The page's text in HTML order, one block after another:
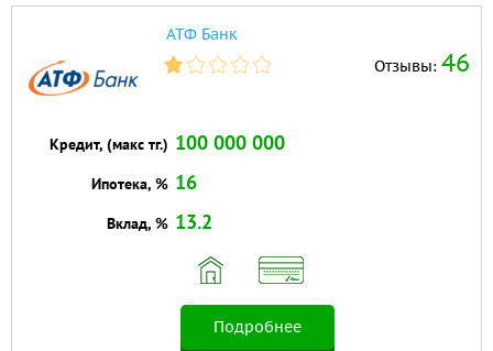
АТФ Банк
Отзывы: 46
Подробнее
Кредит, (макс тг.) 100 000 000
Ипотека, % 16
Вклад, % 13.2